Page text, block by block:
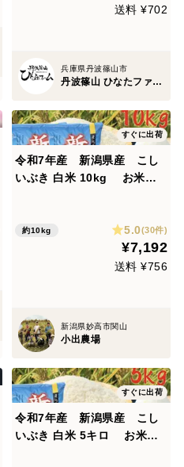
送料 ¥702
兵庫県丹波篠山市
丹波篠山 ひなたファーム
すぐに出荷
令和7年産 新潟県産 こし
いぶき 白米 10kg お米 (k
約10kg 5.0(30件)
¥7,192
送料 ¥756
新潟県妙高市関山
小出農場
すぐに出荷
令和7年産 新潟県産 こし
いぶき 白米 5キロ お米